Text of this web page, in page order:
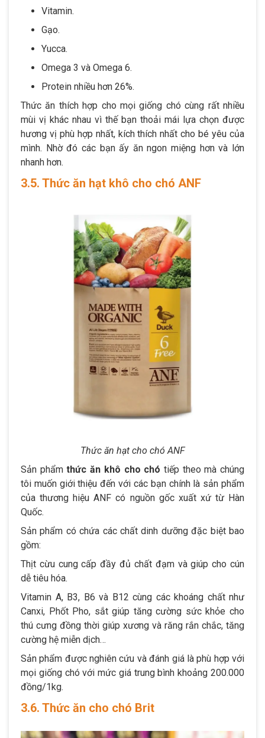
Vitamin.
Gạo.
Yucca.
Omega 3 và Omega 6.
Protein nhiều hơn 26%.
Thức ăn thích hợp cho mọi giống chó cùng rất nhiều
mùi vị khác nhau vì thế bạn thoải mái lựa chọn được
hương vị phù hợp nhất, kích thích nhất cho bé yêu của
mình. Nhờ đó các bạn ấy ăn ngon miệng hơn và lớn
nhanh hơn.
3.5. Thức ăn hạt khô cho chó ANF
Thức ăn hạt cho chó ANF
Sản phẩmthức ăn khô cho chó tiếp theo mà chúng
tôi muốn giới thiệu đến với các bạn chính là sản phẩm
của thương hiệu ANF có nguồn gốc xuất xứ từ Hàn
Quốc.
Sản phẩm có chứa các chất dinh dưỡng đặc biệt bao
gồm:
Thịt cừu cung cấp đầy đủ chất đạm và giúp cho cún
dễ tiêu hóa.
Vitamin A, B3, B6 và B12 cùng các khoáng chất như
Canxi, Phốt Pho, sắt giúp tăng cường sức khỏe cho
thú cưng đồng thời giúp xương và răng rắn chắc, tăng
cường hệ miễn dịch…
Sản phẩm được nghiên cứu và đánh giá là phù hợp với
mọi giống chó với mức giá trung bình khoảng 200.000
đồng/1kg.
3.6. Thức ăn cho chó Brit